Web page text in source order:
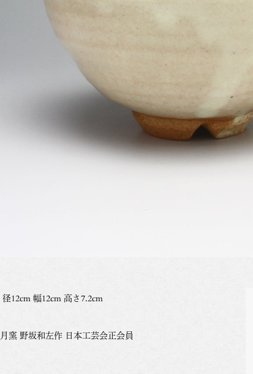
12cm 幅12cm 高さ7.2cm
窯 野坂和左作 日本工芸会正会員